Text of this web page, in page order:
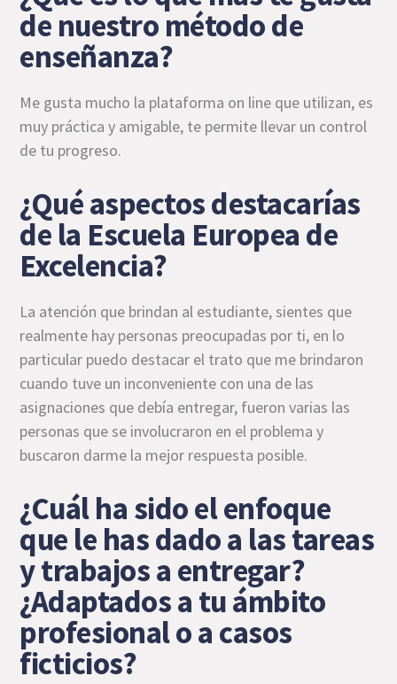
de nuestro método de
enseñanza?
Me gusta mucho la plataforma on line que utilizan, es
muy práctica y amigable, te permite llevar un control
de tu progreso.
¿Qué aspectos destacarías
de la Escuela Europea de
Excelencia?
La atención que brindan al estudiante, sientes que
realmente hay personas preocupadas por ti, en lo
particular puedo destacar el trato que me brindaron
cuando tuve un inconveniente con una de las
asignaciones que debía entregar, fueron varias las
personas que se involucraron en el problema y
buscaron darme la mejor respuesta posible.
¿Cuál ha sido el enfoque
que le has dado a las tareas
y trabajos a entregar?
¿Adaptados a tu ámbito
profesional o a casos
ficticios?